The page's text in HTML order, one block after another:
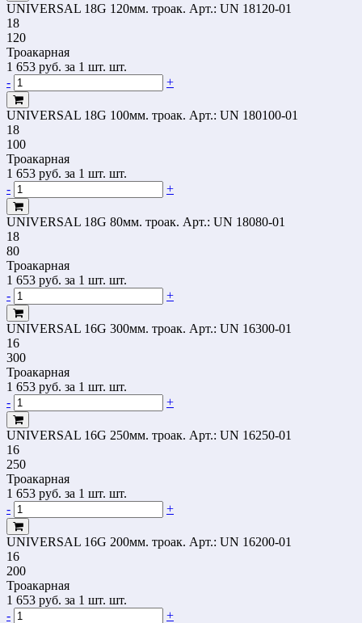
UNIVERSAL 18G 120мм. троак. Арт.: UN 18120-01
18
120
Троакарная
1 653 руб. за 1 шт. шт.
-
+
UNIVERSAL 18G 100мм. троак. Арт.: UN 180100-01
18
100
Троакарная
1 653 руб. за 1 шт. шт.
-
+
UNIVERSAL 18G 80мм. троак. Арт.: UN 18080-01
18
80
Троакарная
1 653 руб. за 1 шт. шт.
-
+
UNIVERSAL 16G 300мм. троак. Арт.: UN 16300-01
16
300
Троакарная
1 653 руб. за 1 шт. шт.
-
+
UNIVERSAL 16G 250мм. троак. Арт.: UN 16250-01
16
250
Троакарная
1 653 руб. за 1 шт. шт.
-
+
UNIVERSAL 16G 200мм. троак. Арт.: UN 16200-01
16
200
Троакарная
1 653 руб. за 1 шт. шт.
-
+